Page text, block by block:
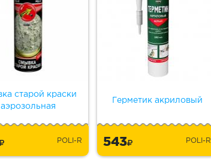
старой краски
аэрозольная
POLI-R
Герметик акриловый
543 POLI-R